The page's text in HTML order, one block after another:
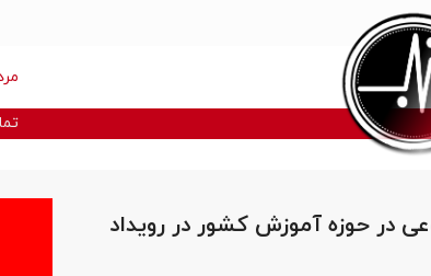
در حوزه آموزش کشور در رویداد